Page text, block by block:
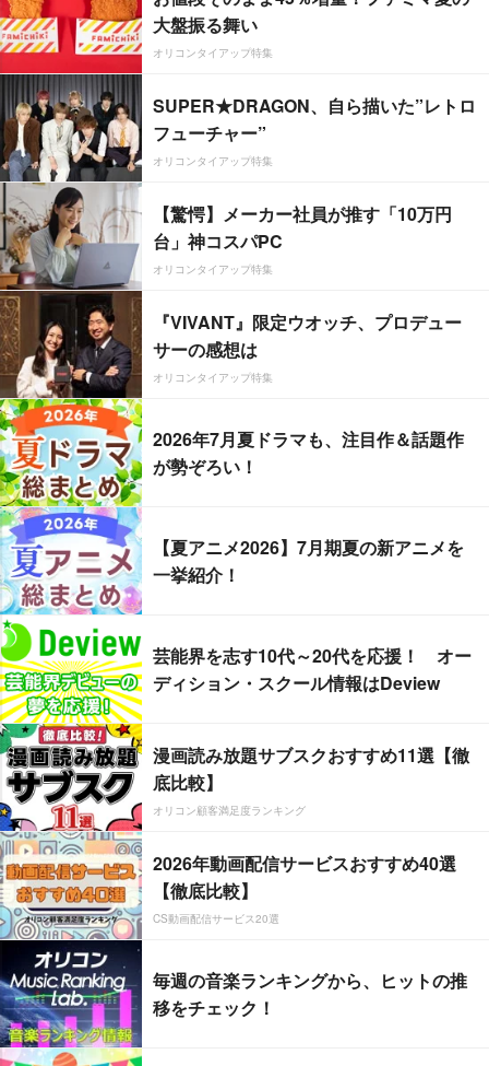
大盤振る舞い
オリコンタイアップ特集
SUPER★DRAGON、自ら描いた”レトロ
フューチャー”
オリコンタイアップ特集
【驚愕】メーカー社員が推す「10万円
台」神コスパPC
オリコンタイアップ特集
『VIVANT』限定ウオッチ、プロデュー
サーの感想は
オリコンタイアップ特集
2026年7月夏ドラマも、注目作＆話題作
が勢ぞろい！
【夏アニメ2026】7月期夏の新アニメを
一挙紹介！
芸能界を志す10代～20代を応援！ オー
ディション・スクール情報はDeview
漫画読み放題サブスクおすすめ11選【徹
底比較】
オリコン顧客満足度ランキング
2026年動画配信サービスおすすめ40選
【徹底比較】
CS動画配信サービス20選
毎週の音楽ランキングから、ヒットの推
移をチェック！